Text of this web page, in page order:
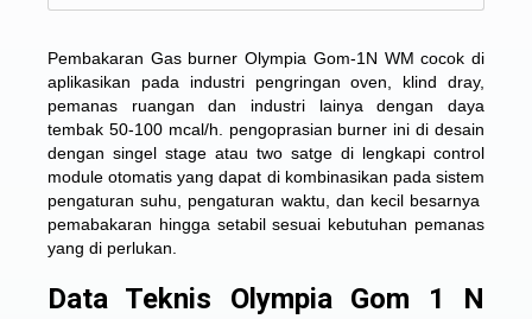
Pembakaran Gas burner Olympia Gom-1N WM cocok di
aplikasikan pada industri pengringan oven, klind dray,
pemanas ruangan dan industri lainya dengan daya
tembak 50-100 mcal/h. pengoprasian burner ini di desain
dengan singel stage atau two satge di lengkapi control
module otomatis yang dapat di kombinasikan pada sistem
pengaturan suhu, pengaturan waktu, dan kecil besarnya
pemabakaran hingga setabil sesuai kebutuhan pemanas
yang di perlukan.
Data Teknis Olympia Gom 1 N